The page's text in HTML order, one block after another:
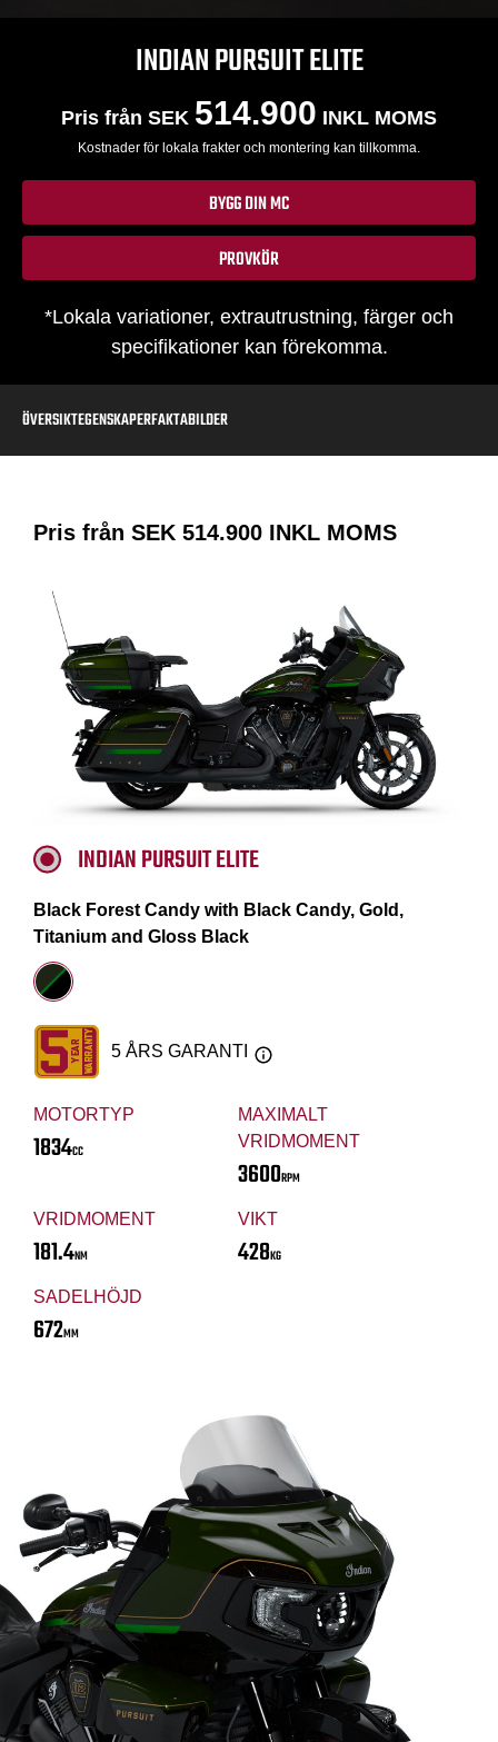
INDIAN PURSUIT ELITE
Pris från SEK 514.900 INKL MOMS
Kostnader för lokala frakter och montering kan tillkomma.
BYGG DIN MC
PROVKÖR
*Lokala variationer, extrautrustning, färger och
specifikationer kan förekomma.
ÖVERSIKTEGENSKAPERFAKTABILDER
Pris från SEK 514.900 INKL MOMS
MOTORTYP
1834CC
MAXIMALT
VRIDMOMENT
3600RPM
VRIDMOMENT
181.4NM
VIKT
428KG
SADELHÖJD
672MM
INDIAN PURSUIT ELITE
Black Forest Candy with Black Candy, Gold,
Titanium and Gloss Black
5 ÅRS GARANTI